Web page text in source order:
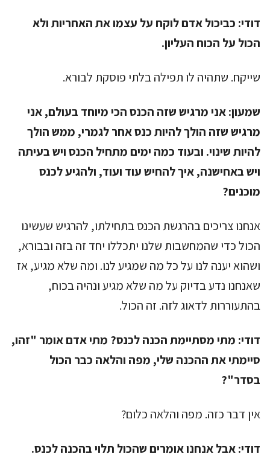
דודי: כביכול אדם לוקח על עצמו את האחריות ולא
הכול על הכוח העליון.
שייקח. שתהיה לו תפילה בלתי פוסקת לבורא.
שמעון:אני מרגיש שזה הכנס הכי מיוחד בעולם, אני
מרגיש שזה הולך להיות כנס אחר לגמרי, ממש הולך
להיות שינוי. ובעוד כמה ימים מתחיל הכנס ויש בעיתה
ויש באחישנה, איך להחיש עוד ועוד, ולהגיע לכנס
מוכנים?
אנחנו צריכים בהרגשת הכנס בתחילתו, להרגיש שעשינו
הכול כדי שהמחשבות שלנו יתכללו יחד זה בזה ובבורא,
ושהוא יענה לנו על כל מה שמגיע לנו. ומה שלא מגיע, אז
שאנחנו נדע בדיוק על מה שלא מגיע ונהיה בכוח,
בהתעוררות לדאוג לזה. זה הכול.
דודי: מתי מסתיימת הכנה לכנס? מתי אדם אומר "זהו,
סיימתי את ההכנה שלי, מפה והלאה כבר הכול
בסדר"?
אין דבר כזה. מפה והלאה כלום?
דודי:אבל אנחנו אומרים שהכול תלוי בהכנה לכנס.